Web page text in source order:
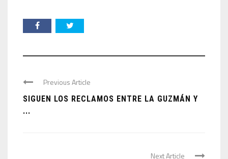
Previous Article
SIGUEN LOS RECLAMOS ENTRE LA GUZMÁN Y
...
Next Article